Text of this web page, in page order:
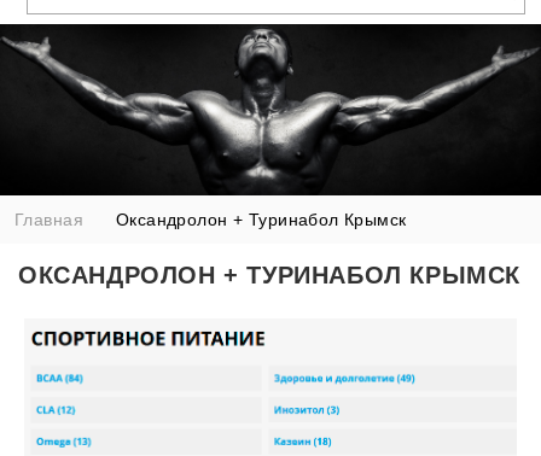
Главная Оксандролон + Туринабол Крымск
ОКСАНДРОЛОН + ТУРИНАБОЛ КРЫМСК